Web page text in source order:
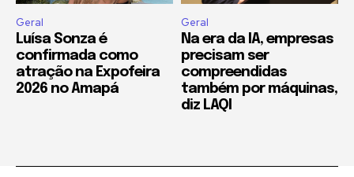
Geral
Luísa Sonza é
confirmada como
atração na Expofeira
2026 no Amapá
Geral
Na era da IA, empresas
precisam ser
compreendidas
também por máquinas,
diz LAQI